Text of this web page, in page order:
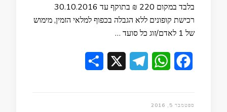
בלבד במקום 220 ₪ בתוקף עד 30.10.2016
רכישת קופונים ללא הגבלה בכפוף למלאי הזמין, מימוש
של 1 לאדם/זוג כל סועד …
Facebook
WhatsApp
Telegram
ספטמבר 5, 2016